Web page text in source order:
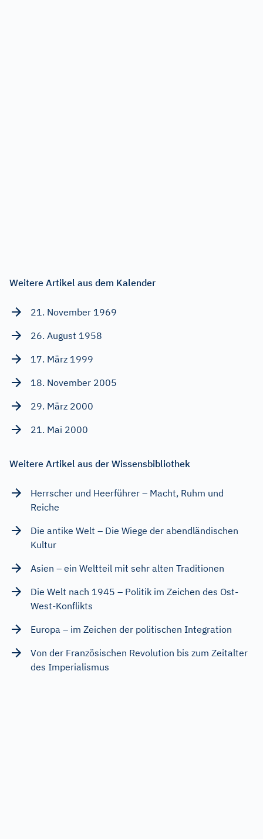
Weitere Artikel aus dem Kalender
21. November 1969
26. August 1958
17. März 1999
18. November 2005
29. März 2000
21. Mai 2000
Weitere Artikel aus der Wissensbibliothek
Herrscher und Heerführer – Macht, Ruhm und
Reiche
Die antike Welt – Die Wiege der abendländischen
Kultur
Asien – ein Weltteil mit sehr alten Traditionen
Die Welt nach 1945 – Politik im Zeichen des Ost-
West-Konflikts
Europa – im Zeichen der politischen Integration
Von der Französischen Revolution bis zum Zeitalter
des Imperialismus